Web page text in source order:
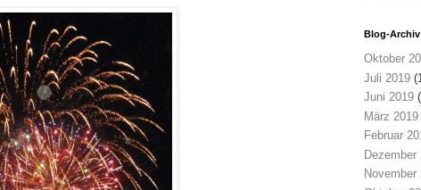
Blog-Archiv
Oktober
Juli 2019
Juni 2019
März 2019
Februar
Dezember
November